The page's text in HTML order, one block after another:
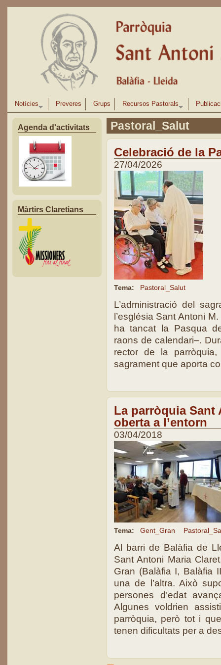
Notícies Preveres Grups Recursos Pastorals
Agenda d'activitats
Màrtirs Claretians
Pastoral_Salut
Celebració de la
27/04/2026
Tema: Pastoral_Salut
L’administració del
l’església Sant Antoni
ha tancat la Pasqua
raons de calendari–.
rector de la
sagrament que aporta
La parròquia Sant
oberta a l’entorn
03/04/2018
Tema: Gent_Gran
Al barri de Balàfia de
Sant Antoni Maria
Gran (Balàfia I, Balàfia
una de l’altra. Això
persones d’edat
Algunes voldrien
parròquia, però tot i
tenen dificultats per a